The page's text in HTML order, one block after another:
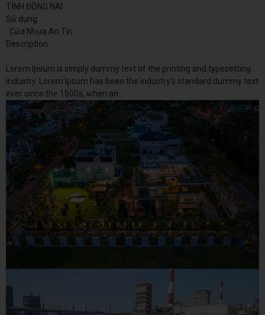
TỈNH ĐỒNG NAI
Sử dụng
: Cửa Nhựa An Tín
Description
:
Lorem Ipsum is simply dummy text of the printing and typesetting
industry. Lorem Ipsum has been the industry's standard dummy text
ever since the 1500s, when an